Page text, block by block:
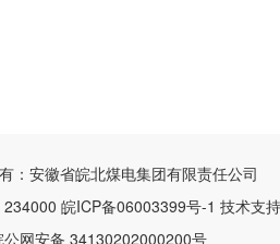
：安徽省皖北煤电集团有限责任公司
皖ICP备06003399号-1 技术支
网安备 34130202000200号